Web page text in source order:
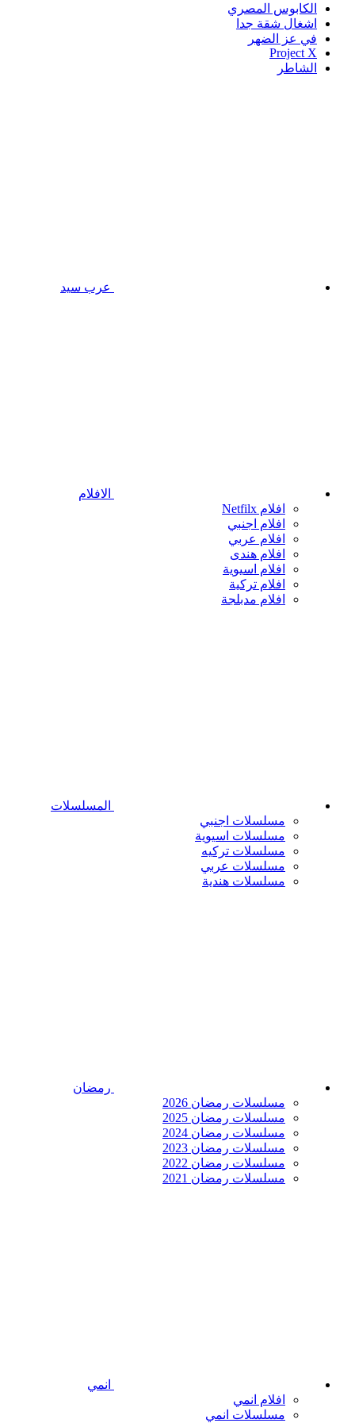
الكابوس المصري
اشغال شقة جدا
في عز الضهر
Project X
الشاطر
عرب سيد
الافلام
افلام Netfilx
افلام اجنبي
افلام عربي
افلام هندى
افلام اسيوية
افلام تركية
افلام مدبلجة
المسلسلات
مسلسلات اجنبي
مسلسلات اسيوية
مسلسلات تركيه
مسلسلات عربي
مسلسلات هندية
رمضان
مسلسلات رمضان 2026
مسلسلات رمضان 2025
مسلسلات رمضان 2024
مسلسلات رمضان 2023
مسلسلات رمضان 2022
مسلسلات رمضان 2021
انمي
افلام انمي
مسلسلات انمي